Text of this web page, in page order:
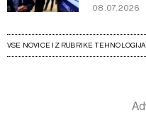
08.07.2026
VSE NOVICE IZ RUBRIKE TEHNOLOGIJA